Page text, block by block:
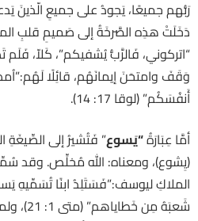
دَخَلَتْ هذِه الصَّرخَةُ إلى صَميمِ قلبِ
“اتركوني، فَالرَّبُّ يُشفيكم”، كَلاّ، فَلَم
وَقَفَ وامتحَنَ إيمانَهُم، قائِلًا
أَنفُسَكُم” (لوقا 17: 14).
أمَّا عِبَارَةُ“يَسوع” فَتُشيرُ إلى الصِّيغَةِ
(يِشوع)، ومعناه: الله مُخلِّص.
الملاكِ ليوسف:”فَسَتَلِدُ ابنًا تُسَمِّيهِ